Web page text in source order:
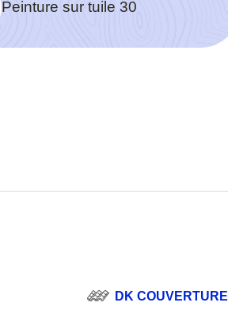
Peinture sur tuile 30
DK COUVERTURE